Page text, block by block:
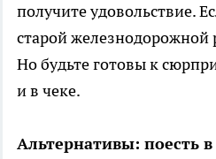
получите удовольствие.
старой
Но будьте готовы к
и в чеке.
Альтернативы: поесть в